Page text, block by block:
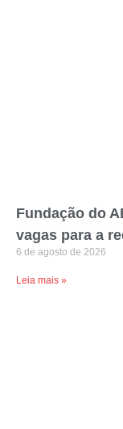
Fundação do
vagas para a
6 de agosto de 2026
Leia mais »